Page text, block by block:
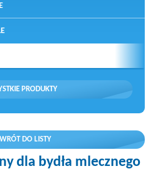
PRODUKTY
DO LISTY
dla bydła mlecznego